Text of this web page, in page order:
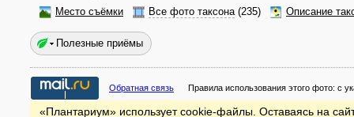
Место съёмки Все фото таксона(235) Описание
Полезные приёмы
Обратная связь Правила использования этого фото: с
«Плантариум» использует cookie-файлы. Оставаясь на